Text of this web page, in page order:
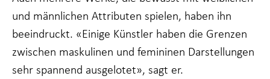
und männlichen Attributen spielen, haben ihn
beeindruckt. «Einige Künstler haben die Grenzen
zwischen maskulinen und femininen Darstellungen
sehr spannend ausgelotet», sagt er.